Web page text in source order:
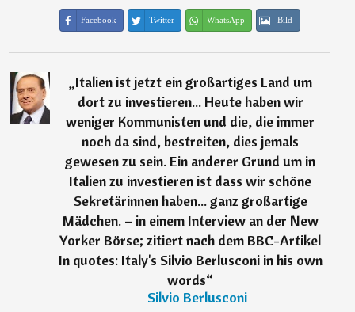
Facebook Twitter WhatsApp Bild
„Italien ist jetzt ein großartiges Land um
dort zu investieren... Heute haben wir
weniger Kommunisten und die, die immer
noch da sind, bestreiten, dies jemals
gewesen zu sein. Ein anderer Grund um in
Italien zu investieren ist dass wir schöne
Sekretärinnen haben... ganz großartige
Mädchen. – in einem Interview an der New
Yorker Börse; zitiert nach dem BBC-Artikel
In quotes: Italy's Silvio Berlusconi in his own
words“
―Silvio Berlusconi